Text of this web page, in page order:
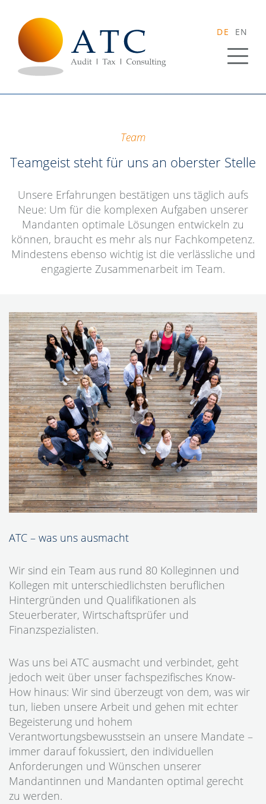
DE EN
Team
Teamgeist steht für uns an oberster Stelle
Unsere Erfahrungen bestätigen uns täglich aufs
Neue: Um für die komplexen Aufgaben unserer
Mandanten optimale Lösungen entwickeln zu
können, braucht es mehr als nur Fachkompetenz.
Mindestens ebenso wichtig ist die verlässliche und
engagierte Zusammenarbeit im Team.
ATC – was uns ausmacht
Wir sind ein Team aus rund 80 Kolleginnen und
Kollegen mit unterschiedlichsten beruflichen
Hintergründen und Qualifikationen als
Steuerberater, Wirtschaftsprüfer und
Finanzspezialisten.
Was uns bei ATC ausmacht und verbindet, geht
jedoch weit über unser fachspezifisches Know-
How hinaus: Wir sind überzeugt von dem, was wir
tun, lieben unsere Arbeit und gehen mit echter
Begeisterung und hohem
Verantwortungsbewusstsein an unsere Mandate –
immer darauf fokussiert, den individuellen
Anforderungen und Wünschen unserer
Mandantinnen und Mandanten optimal gerecht
zu werden.